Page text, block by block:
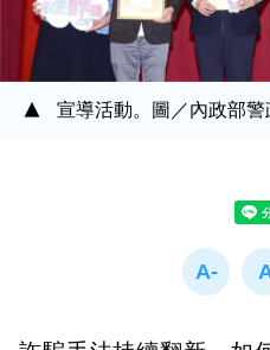
宣導活動。圖／內政部